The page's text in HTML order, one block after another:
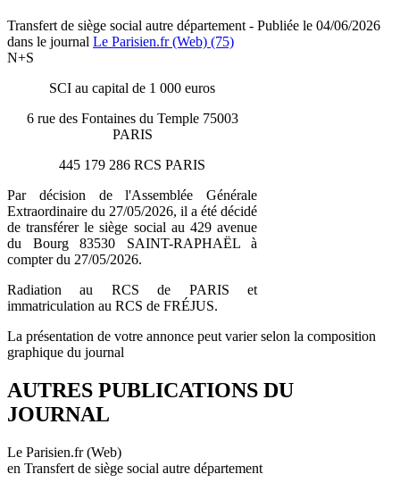
Transfert de siège social autre département - Publiée le 04/06/2026
dans le journal Le Parisien.fr (Web) (75)
N+S
SCI au capital de 1 000 euros
6 rue des Fontaines du Temple 75003
PARIS
445 179 286 RCS PARIS
Par décision de l'Assemblée Générale
Extraordinaire du 27/05/2026, il a été décidé
de transférer le siège social au 429 avenue
du Bourg 83530 SAINT-RAPHAËL à
compter du 27/05/2026.
Radiation au RCS de PARIS et
immatriculation au RCS de FRÉJUS.
La présentation de votre annonce peut varier selon la composition
graphique du journal
AUTRES PUBLICATIONS DU
JOURNAL
Le Parisien.fr (Web)
en Transfert de siège social autre département